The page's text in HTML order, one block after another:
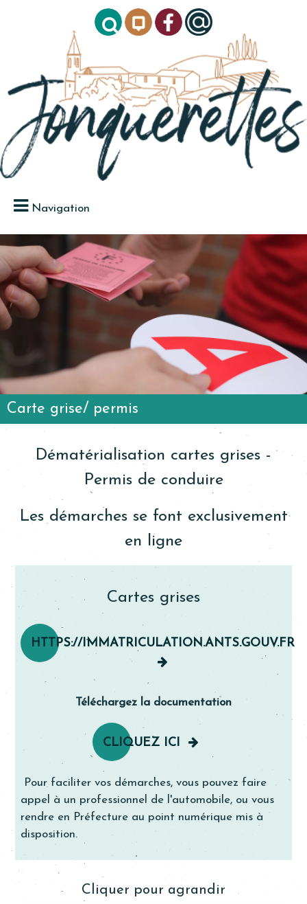
Navigation
Carte grise/ permis
Dématérialisation cartes grises -
Permis de conduire
Les démarches se font exclusivement
en ligne
Cartes grises
HTTPS://IMMATRICULATION.ANTS.GOUV.FR
Téléchargez la documentation
CLIQUEZ ICI
Pour faciliter vos démarches, vous pouvez faire
appel à un professionnel de l'automobile, ou vous
rendre en Préfecture au point numérique mis à
disposition.
Cliquer pour agrandir